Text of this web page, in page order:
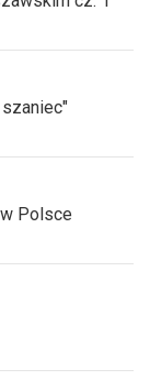
Polsce